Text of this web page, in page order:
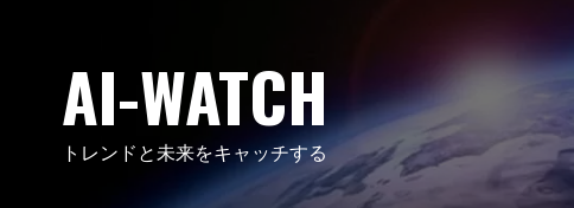
AI-WATCH
トレンドと未来をキャッチする